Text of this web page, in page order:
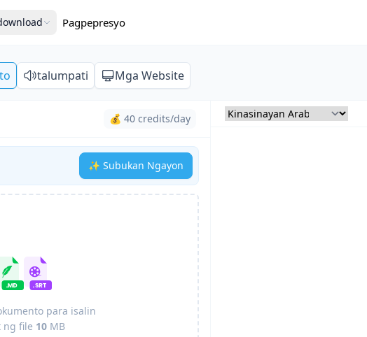
Pagpepresyo
talumpati Mga Website
💰 40 credits/day
✨ Subukan Ngayon
para isalin
ng file 10 MB